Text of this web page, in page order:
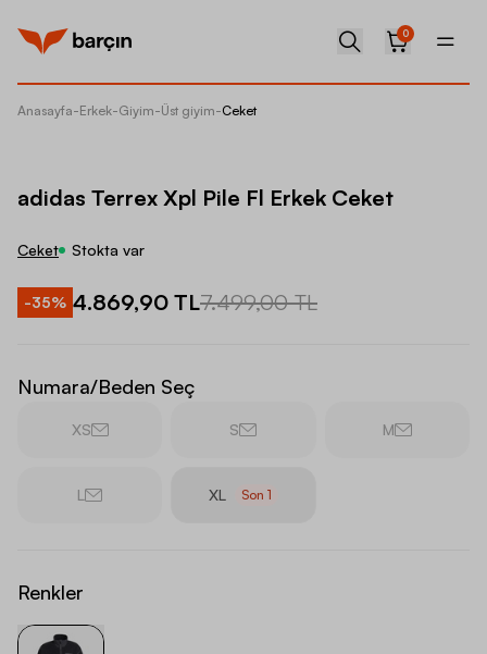
0
Anasayfa-Erkek-Giyim-Üst giyim-Ceket
adidas Terrex Xpl Pile Fl Erkek Ceket
Ceket Stokta var
-35% 4.869,90 TL7.499,00 TL
Numara/Beden Seç
XS S M
L XL Son 1
Renkler